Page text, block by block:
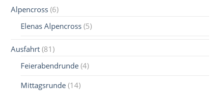
Alpencross (6)
Elenas Alpencross (5)
Ausfahrt (81)
Feierabendrunde (4)
Mittagsrunde (14)